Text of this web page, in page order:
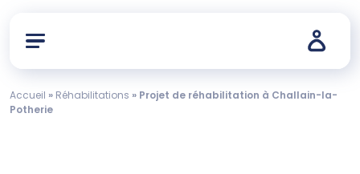
Accueil » Réhabilitations » Projet de réhabilitation à Challain-la-
Potherie